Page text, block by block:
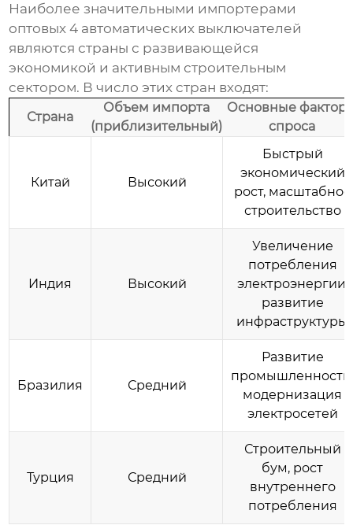
Наиболее значительными импортерами
оптовых 4 автоматических выключателей
являются страны с развивающейся
экономикой и активным строительным
сектором. В число этих стран входят:
Страна
Объем импорта
(приблизительный)
Основные
спроса
Китай Высокий
Быстрый
экономический
рост, масштабное
строительство
Индия Высокий
Увеличение
потребления
электроэнергии,
развитие
инфраструктуры
Бразилия Средний
Развитие
модернизация
электросетей
Турция Средний
Строительный
бум, рост
внутреннего
потребления